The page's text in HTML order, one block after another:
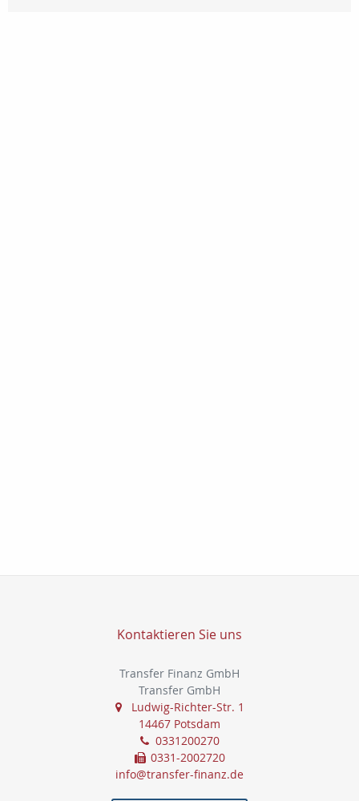
Kontaktieren Sie uns
Transfer Finanz GmbH
Transfer GmbH
Ludwig-Richter-Str. 1
14467 Potsdam
0331200270
0331-2002720
info@transfer-finanz.de